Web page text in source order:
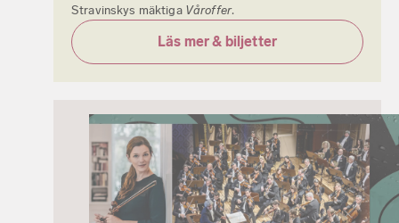
Stravinskys mäktiga Våroffer.
Läs mer & biljetter